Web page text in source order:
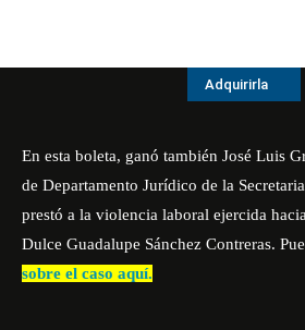
Adquirirla
En esta boleta, ganó también José Luis
de Departamento Jurídico de la
prestó a la violencia laboral ejercida
Dulce Guadalupe Sánchez Contreras.
sobre el caso aquí.